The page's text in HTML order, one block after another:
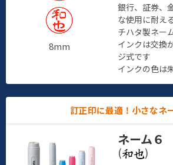
8mm
銀行、証券、
な使用に耐え
チハタ製ネー
インクは交換
ジ式です
インクの色は
訂正印に最適！小さなネ
ネーム６
(
)